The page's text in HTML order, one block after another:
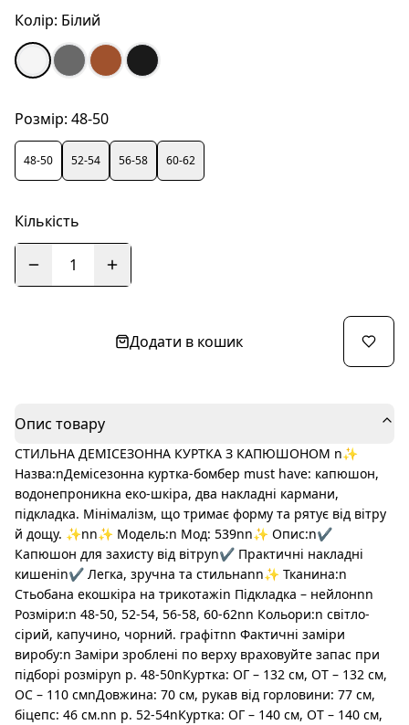
Колір: Білий
Розмір: 48-50
48-50 52-54 56-58 60-62
Кількість
1
Додати в кошик
Опис товару
СТИЛЬНА ДЕМІСЕЗОННА КУРТКА З КАПЮШОНОМ n✨
Назва:nДемісезонна куртка-бомбер must have: капюшон,
водонепроникна еко-шкіра, два накладні кармани,
підкладка. Мінімалізм, що тримає форму та рятує від вітру
й дощу. ✨nn✨ Модель:n Мод: 539nn✨ Опис:n✔️
Капюшон для захисту від вітруn✔️ Практичні накладні
кишеніn✔️ Легка, зручна та стильнаnn✨ Тканина:n
Стьобана екошкіра на трикотажіn Підкладка – нейлонnn
Розміри:n 48-50, 52-54, 56-58, 60-62nn Кольори:n світло-
сірий, капучино, чорний. графітnn Фактичні заміри
виробу:n Заміри зроблені по верху враховуйте запас при
підборі розміруn р. 48-50nКуртка: ОГ – 132 см, ОТ – 132 см,
ОС – 110 смnДовжина: 70 см, рукав від горловини: 77 см,
біцепс: 46 см.nn р. 52-54nКуртка: ОГ – 140 см, ОТ – 140 см,